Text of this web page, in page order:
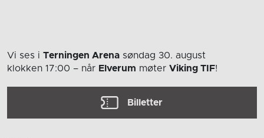
Vi ses i Terningen Arena søndag 30. august
klokken 17:00 – når Elverum møter Viking TIF!
Billetter